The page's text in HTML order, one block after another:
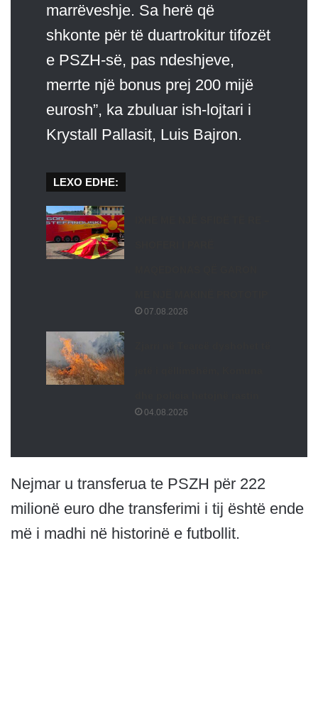
marrëveshje. Sa herë që
shkonte për të duartrokitur tifozët
e PSZH-së, pas ndeshjeve,
merrte një bonus prej 200 mijë
eurosh”, ka zbuluar ish-lojtari i
Krystall Pallasit, Luis Bajron.
LEXO EDHE:
07.08.2026
04.08.2026
Nejmar u transferua te PSZH për 222
milionë euro dhe transferimi i tij është ende
më i madhi në historinë e futbollit.